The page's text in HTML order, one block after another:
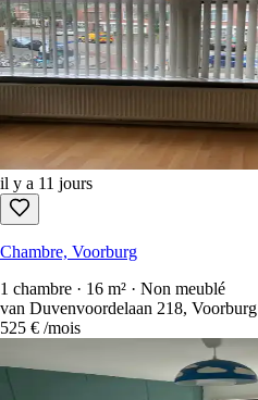
il y a 11 jours
Chambre, Voorburg
1 chambre · 16 m² · Non meublé
van Duvenvoordelaan 218, Voorburg
525 € /mois